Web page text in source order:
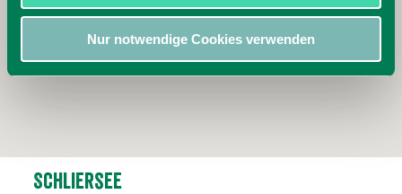
Nur notwendige Cookies verwenden
Schliersee